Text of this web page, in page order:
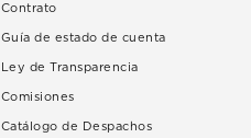
Contrato
Guía de estado de cuenta
Ley de Transparencia
Comisiones
Catálogo de Despachos